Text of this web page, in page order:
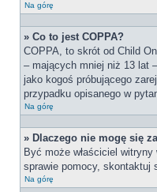
Na górę
» Co to jest COPPA?
COPPA, to skrót od Child
– mających mniej niż 13 lat
jako kogoś próbującego
przypadku opisanego w
Na górę
» Dlaczego nie mogę się
Być może właściciel
sprawie pomocy, skontaktuj
Na górę